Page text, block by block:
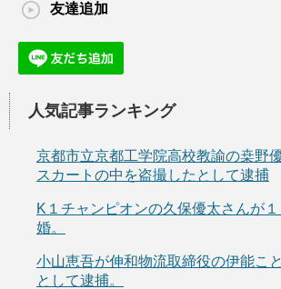
友達追加
人気記事ランキング
京都市立京都工学院高校教諭の桒野
スカートの中を盗撮したとして逮捕
K１チャンピオンの久保優太さんが
婚。
小山恵吾が伸和物流取締役の伊能こ
として逮捕。